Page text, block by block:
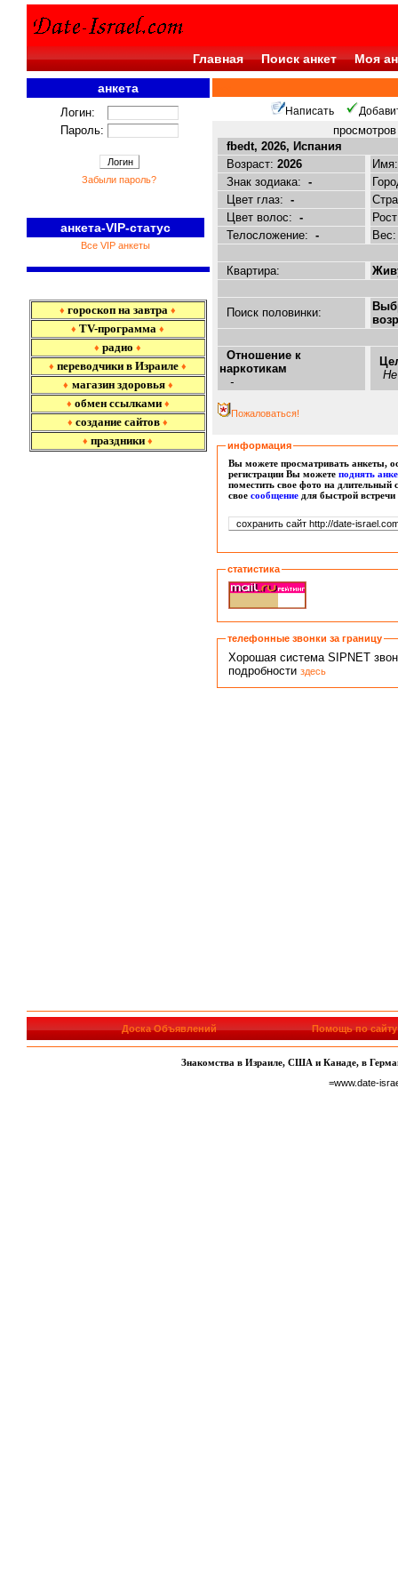
Главная Поиск анкет Моя
анкета
Логин:
Пароль:
Забыли пароль?
анкета-VIP-статус
Все VIP анкеты
♦ гороскоп на завтра ♦
♦ TV-программа ♦
♦ радио ♦
♦ переводчики в Израиле ♦
♦ магазин здоровья ♦
♦ обмен ссылками ♦
♦ создание сайтов ♦
♦ праздники ♦
Написать
fbedt, 2026, Испания
Возраст: 2026
Знак зодиака: -
Цвет глаз: -
Цвет волос: -
Телосложение: -
Квартира:
Поиск половинки:
Отношение к
наркотикам
-
Пожаловаться!
информация
Вы можете просматривать анкеты,
регистрации Вы можетеподнять
поместить свое фото на длительный
своесообщение для быстрой
статистика
телефонные звонки за границу
Хорошая система SIPNET
подробностиздесь
Доска Объявлений Помощь по сайту
Знакомства в Израиле, США и Канаде, в
=www.date-